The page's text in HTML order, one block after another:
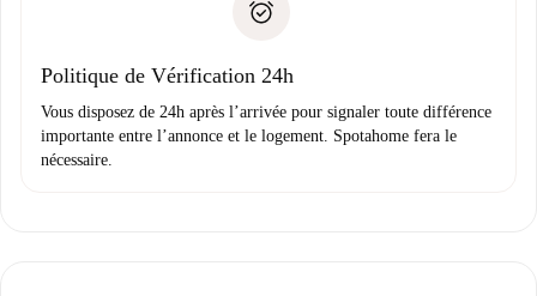
Justificatif de solvabilité
uniquement si aucun problème n'est signalé.
Politique de Vérification 24h
Vous disposez de 24h après l’arrivée pour signaler toute différence
importante entre l’annonce et le logement. Spotahome fera le
nécessaire.